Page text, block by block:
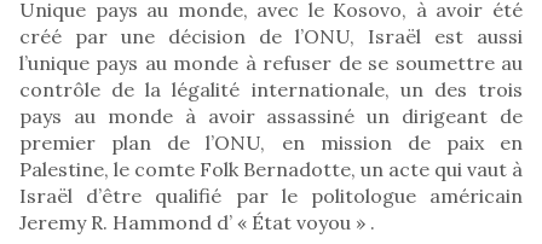
Unique pays au monde, avec le Kosovo, à avoir été
créé par une décision de l’ONU, Israël est aussi
l’unique pays au monde à refuser de se soumettre au
contrôle de la légalité internationale, un des trois
pays au monde à avoir assassiné un dirigeant de
premier plan de l’ONU, en mission de paix en
Palestine, le comte Folk Bernadotte, un acte qui vaut à
Israël d’être qualifié par le politologue américain
Jeremy R. Hammond d’ « État voyou » .